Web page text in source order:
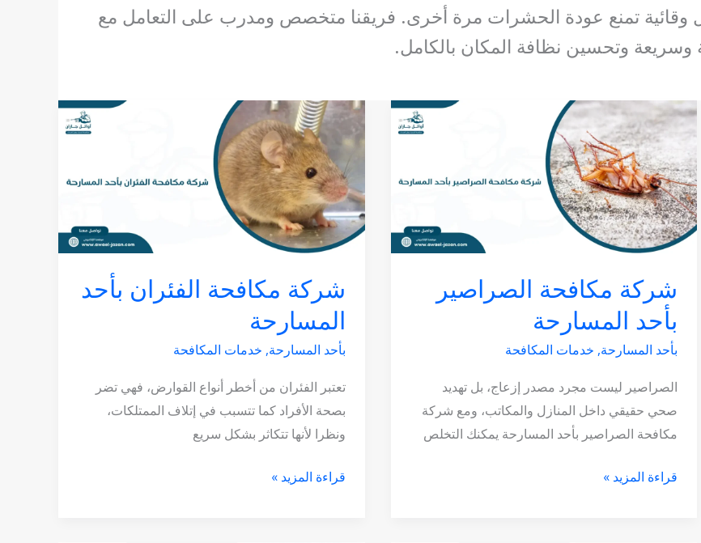
وقائية تمنع عودة الحشرات مرة أخرى. فريقنا متخصص ومدرب على التعامل مع
وسريعة وتحسين نظافة المكان بالكامل.
شركة مكافحة الصراصير
بأحد المسارحة
بأحد المسارحة, خدمات المكافحة
الصراصير ليست مجرد مصدر إزعاج، بل تهديد
صحي حقيقي داخل المنازل والمكاتب، ومع شركة
مكافحة الصراصير بأحد المسارحة يمكنك التخلص
شركة
مكافحة
الصراصير
بأحد
المسارحة
قراءة المزيد »
شركة مكافحة الفئران بأحد
المسارحة
بأحد المسارحة, خدمات المكافحة
تعتبر الفئران من أخطر أنواع القوارض، فهي تضر
بصحة الأفراد كما تتسبب في إتلاف الممتلكات،
ونظرا لأنها تتكاثر بشكل سريع
شركة
مكافحة
الفئران
بأحد
المسارحة
قراءة المزيد »